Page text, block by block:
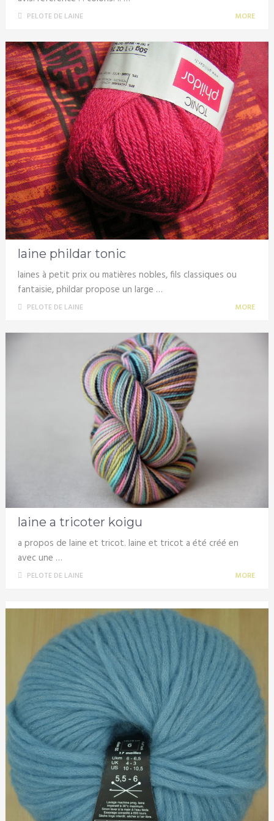
PELOTE DE LAINE MORE
laine phildar tonic
laines à petit prix ou matières nobles, fils classiques ou
fantaisie, phildar propose un large …
PELOTE DE LAINE MORE
laine a tricoter koigu
a propos de laine et tricot. laine et tricot a été créé en
avec une …
PELOTE DE LAINE MORE